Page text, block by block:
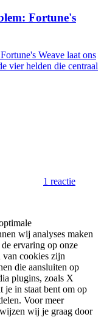
Fortune's
Weave laat ons
vier helden die centraal
1 reactie
wij analyses maken
ervaring op onze
van cookies zijn
die aansluiten op
plugins, zoals X
je in staat bent om op
Voor meer
wij je graag door